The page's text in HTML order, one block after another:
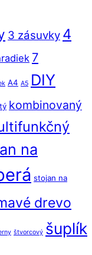
3 zásuvky 4
7
A4 A5 DIY
kombinovaný
na
stojan na
drevo
štvorcový šuplík